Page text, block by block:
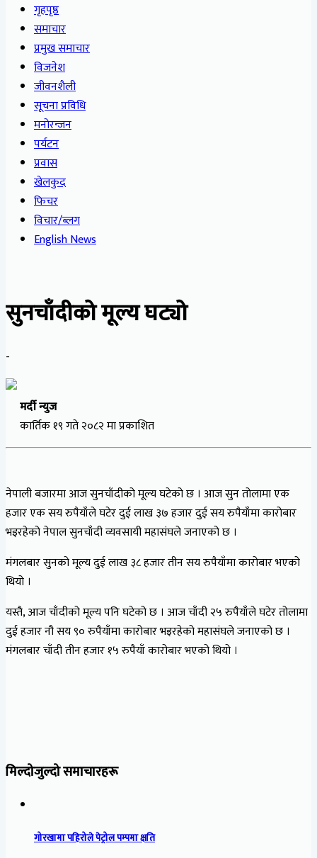
गृहपृष्ठ
समाचार
प्रमुख समाचार
विजनेश
जीवनशैली
सूचना प्रविधि
मनोरन्जन
पर्यटन
प्रवास
खेलकुद
फिचर
विचार/ब्लग
English News
सुनचाँदीको मूल्य घट्यो
-
मर्दी न्युज
कार्तिक १९ गते २०८२ मा प्रकाशित
नेपाली बजारमा आज सुनचाँदीको मूल्य घटेको छ । आज सुन तोलामा एक
हजार एक सय रुपैयाँले घटेर दुई लाख ३७ हजार दुई सय रुपैयाँमा कारोबार
भइरहेको नेपाल सुनचाँदी व्यवसायी महासंघले जनाएको छ ।
मंगलबार सुनको मूल्य दुई लाख ३८ हजार तीन सय रुपैयाँमा कारोबार भएको
थियो ।
यस्तै, आज चाँदीको मूल्य पनि घटेको छ । आज चाँदी २५ रुपैयाँले घटेर तोलामा
दुई हजार नौ सय ९० रुपैयाँमा कारोबार भइरहेको महासंघले जनाएको छ ।
मंगलबार चाँदी तीन हजार १५ रुपैयाँ कारोबार भएको थियो ।
मिल्दोजुल्दो समाचारहरू
गोरखामा पहिरोले पेट्रोल पम्पमा क्षति